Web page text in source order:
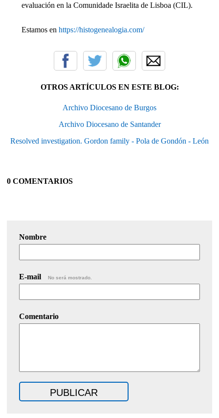
evaluación en la Comunidade Israelita de Lisboa (CIL).
Estamos en https://histogenealogia.com/
OTROS ARTÍCULOS EN ESTE BLOG:
Archivo Diocesano de Burgos
Archivo Diocesano de Santander
Resolved investigation. Gordon family - Pola de Gondón - León
0 COMENTARIOS
Nombre
E-mail No será mostrado.
Comentario